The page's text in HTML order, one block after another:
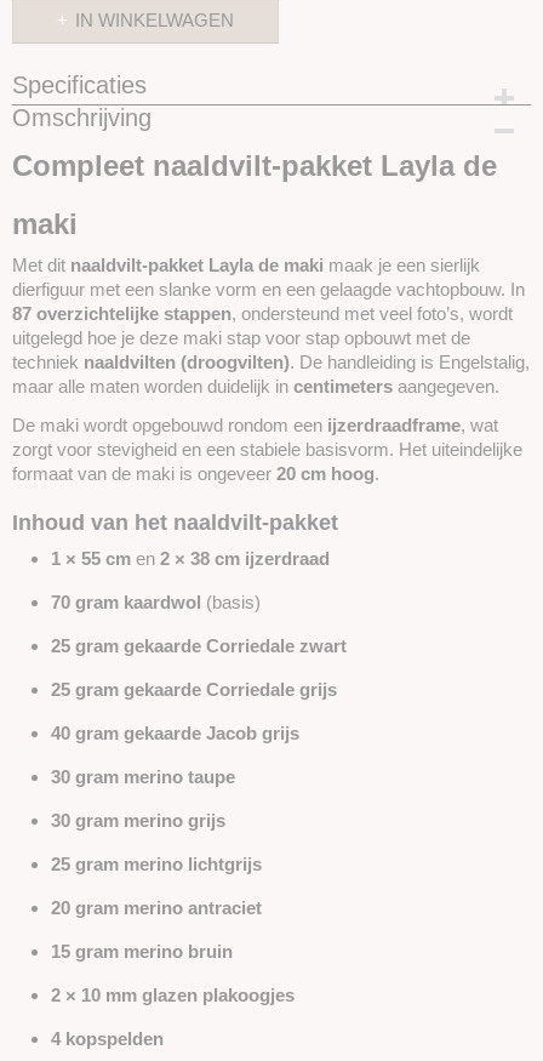
IN WINKELWAGEN
Specificaties
Productcode
Omschrijving
Compleet naaldvilt-pakket Layla de
maki
Met dit naaldvilt-pakket Layla de maki maak je een sierlijk
dierfiguur met een slanke vorm en een gelaagde vachtopbouw. In
87 overzichtelijke stappen, ondersteund met veel foto’s, wordt
uitgelegd hoe je deze maki stap voor stap opbouwt met de
techniek naaldvilten (droogvilten). De handleiding is Engelstalig,
maar alle maten worden duidelijk in centimeters aangegeven.
De maki wordt opgebouwd rondom een ijzerdraadframe, wat
zorgt voor stevigheid en een stabiele basisvorm. Het uiteindelijke
formaat van de maki is ongeveer 20 cm hoog.
Inhoud van het naaldvilt-pakket
1 × 55 cm en 2 × 38 cm ijzerdraad
70 gram kaardwol (basis)
25 gram gekaarde Corriedale zwart
25 gram gekaarde Corriedale grijs
40 gram gekaarde Jacob grijs
30 gram merino taupe
30 gram merino grijs
25 gram merino lichtgrijs
20 gram merino antraciet
15 gram merino bruin
2 × 10 mm glazen plakoogjes
4 kopspelden